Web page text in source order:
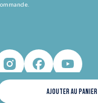
AJOUTER AU PANIER